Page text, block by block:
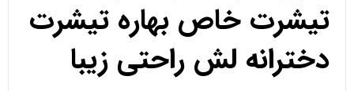
تیشرت خاص بهاره تیشرت
دخترانه لش راحتی زیبا